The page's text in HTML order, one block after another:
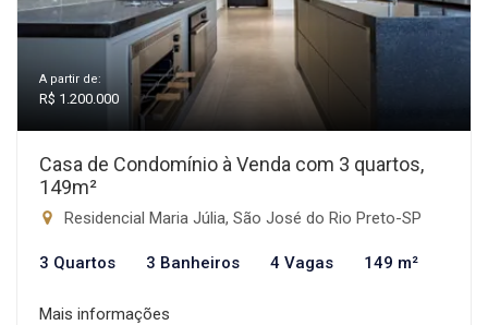
A partir de:
R$ 1.200.000
Casa de Condomínio à Venda com 3 quartos,
149m²
Residencial Maria Júlia, São José do Rio Preto-SP
3 Quartos 3 Banheiros 4 Vagas 149 m²
Mais informações